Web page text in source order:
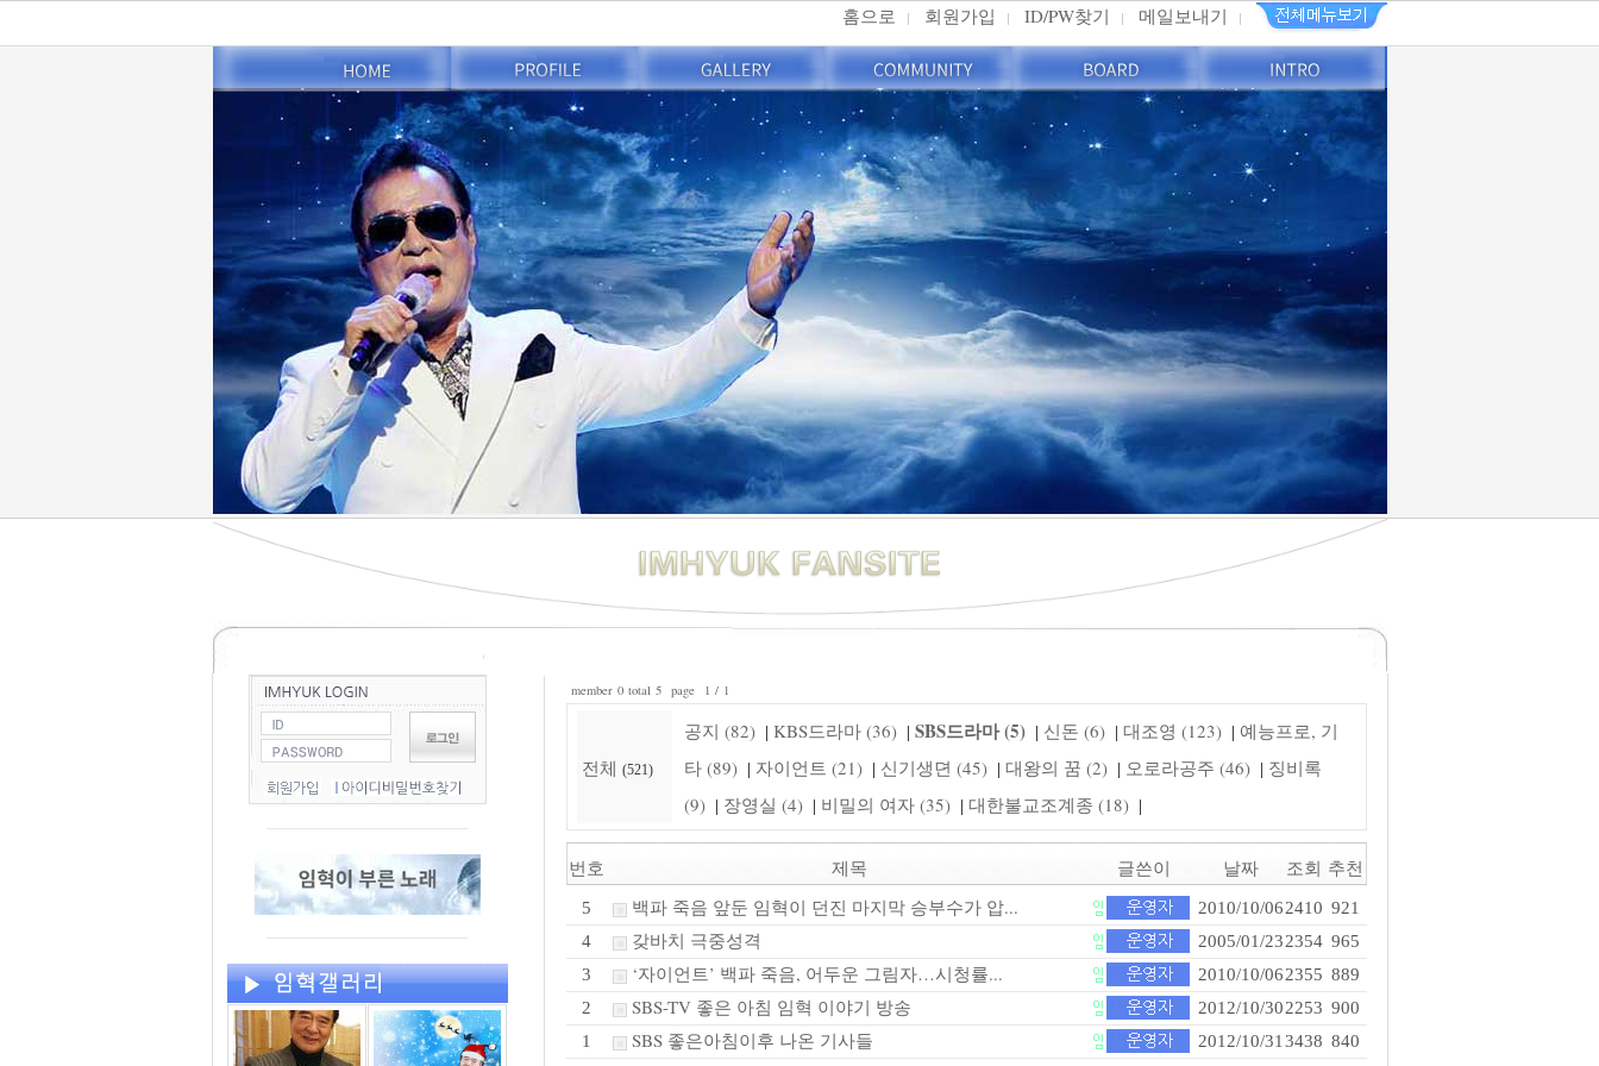
홈으로 회원가입 ID/PW찾기 메일보내기
member 0 total 5 page 1 / 1
전체 (521)
공지 (82) | KBS드라마 (36) | SBS드라마 (5) | 신돈 (6) | 대조영 (123) | 예능프로, 기
타 (89) | 자이언트 (21) | 신기생뎐 (45) | 대왕의 꿈 (2) | 오로라공주 (46) | 징비록
(9) | 장영실 (4) | 비밀의 여자 (35) | 대한불교조계종 (18) |
번호 제목 글쓴이 날짜 조회 추천
5 백파 죽음 앞둔 임혁이 던진 마지막 승부수가 압... 2010/10/062410 921
4
갖바치 극중성격 2005/01/232354 965
3
‘자이언트’ 백파 죽음, 어두운 그림자…시청률... 2010/10/062355 889
2
SBS-TV 좋은 아침 임혁 이야기 방송 2012/10/302253 900
1
SBS 좋은아침이후 나온 기사들 2012/10/31 3438 840